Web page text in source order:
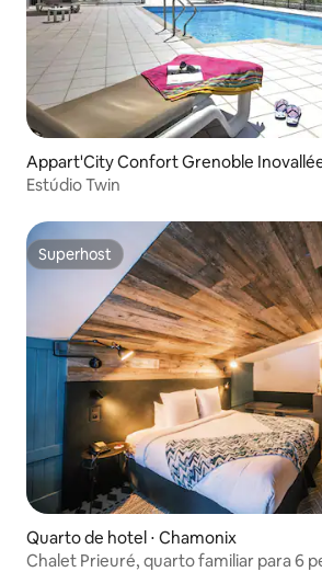
Appart'City Confort Grenoble
Estúdio Twin
Superhost
Superhost
Quarto de hotel ⋅ Chamonix
Chalet Prieuré, quarto familiar para 6